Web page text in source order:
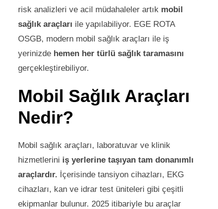
risk analizleri ve acil müdahaleler artık mobil
sağlık araçları ile yapılabiliyor. EGE ROTA
OSGB, modern mobil sağlık araçları ile iş
yerinizde hemen her türlü sağlık taramasını
gerçekleştirebiliyor.
Mobil Sağlık Araçları
Nedir?
Mobil sağlık araçları, laboratuvar ve klinik
hizmetlerini iş yerlerine taşıyan tam donanımlı
araçlardır. İçerisinde tansiyon cihazları, EKG
cihazları, kan ve idrar test üniteleri gibi çeşitli
ekipmanlar bulunur. 2025 itibariyle bu araçlar